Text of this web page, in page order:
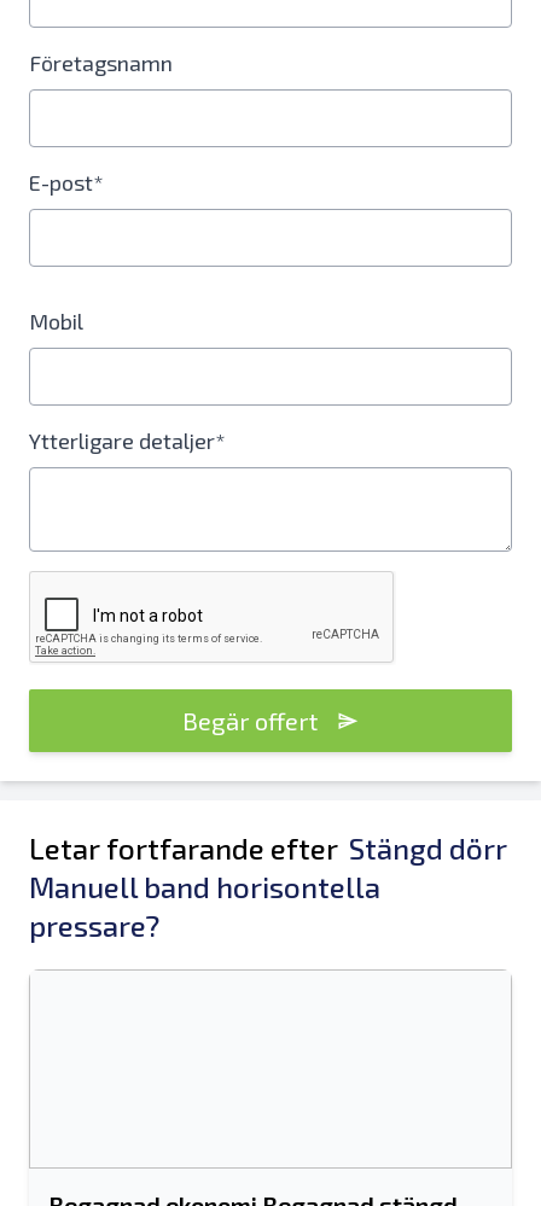
Företagsnamn
E-post*
Mobil
Ytterligare detaljer*
Begär offert
Letar fortfarande efter Stängd dörr
Manuell band horisontella
pressare?